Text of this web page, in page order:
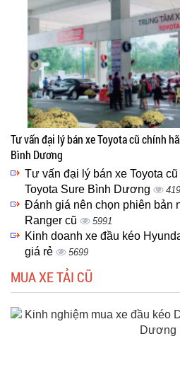
Tư vấn đại lý bán xe Toyota cũ chính
Bình Dương
Tư vấn đại lý bán xe Toyota
Toyota Sure Bình Dương
Đánh giá nên chọn phiên bản
Ranger cũ
5991
Kinh doanh xe đầu kéo
giá rẻ
5699
MUA XE TẢI CŨ